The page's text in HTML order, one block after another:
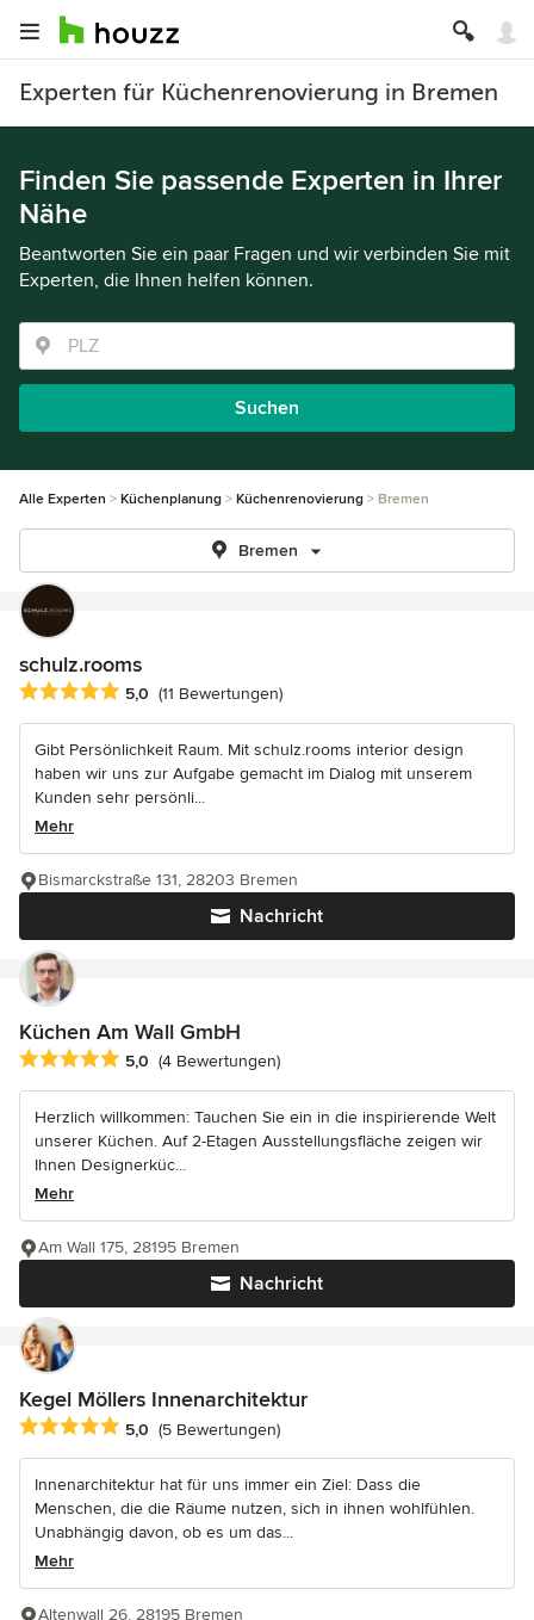
Experten für Küchenrenovierung in Bremen
Finden Sie passende Experten in Ihrer
Nähe
Beantworten Sie ein paar Fragen und wir verbinden Sie mit
Experten, die Ihnen helfen können.
Suchen
Alle Experten Küchenplanung Küchenrenovierung Bremen
Bremen
schulz.rooms
Durchschnittliche Bewertung: 5 von 5 Sternen
5,0 (11 Bewertungen)
Gibt Persönlichkeit Raum. Mit schulz.rooms interior design
haben wir uns zur Aufgabe gemacht im Dialog mit unserem
Kunden sehr persönli...
Mehr
Nachricht
Bismarckstraße 131, 28203 Bremen
Küchen Am Wall GmbH
Durchschnittliche Bewertung: 5 von 5 Sternen
5,0 (4 Bewertungen)
Herzlich willkommen: Tauchen Sie ein in die inspirierende Welt
unserer Küchen. Auf 2-Etagen Ausstellungsfläche zeigen wir
Ihnen Designerküc...
Mehr
Nachricht
Am Wall 175, 28195 Bremen
Kegel Möllers Innenarchitektur
Durchschnittliche Bewertung: 5 von 5 Sternen
5,0 (5 Bewertungen)
Innenarchitektur hat für uns immer ein Ziel: Dass die
Menschen, die die Räume nutzen, sich in ihnen wohlfühlen.
Unabhängig davon, ob es um das...
Mehr
Altenwall 26, 28195 Bremen